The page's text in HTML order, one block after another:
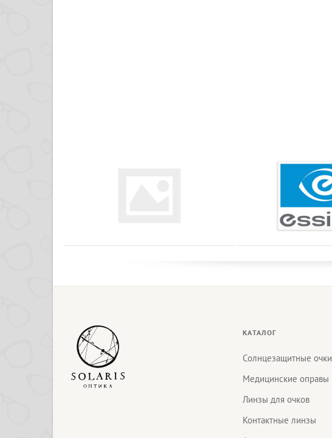
КАТАЛОГ
Солнцезащитные очки
Медицинские оправы
Линзы для очков
Контактные линзы